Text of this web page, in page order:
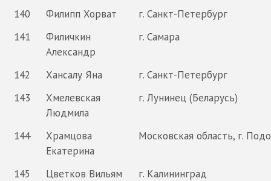
140
Филипп Хорват
г. Санкт-Петербург
141
Филичкин
Александр
г. Самара
142 Хансалу Яна
г. Санкт-Петербург
143
Хмелевская
Людмила
г. Лунинец (Беларусь)
144
Храмцова
Екатерина
Московская область, г.
145 Цветков Вильям
г. Калининград